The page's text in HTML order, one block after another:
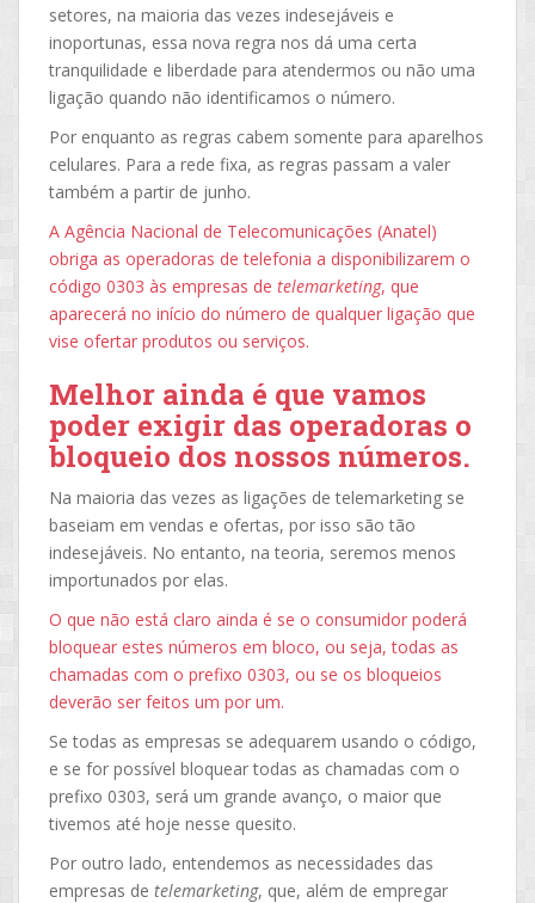
setores, na maioria das vezes indesejáveis e
inoportunas, essa nova regra nos dá uma certa
tranquilidade e liberdade para atendermos ou não uma
ligação quando não identificamos o número.
Por enquanto as regras cabem somente para aparelhos
celulares. Para a rede fixa, as regras passam a valer
também a partir de junho.
A Agência Nacional de Telecomunicações (Anatel)
obriga as operadoras de telefonia a disponibilizarem o
código 0303 às empresas de telemarketing, que
aparecerá no início do número de qualquer ligação que
vise ofertar produtos ou serviços.
Melhor ainda é que vamos
poder exigir das operadoras o
bloqueio dos nossos números.
Na maioria das vezes as ligações de telemarketing se
baseiam em vendas e ofertas, por isso são tão
indesejáveis. No entanto, na teoria, seremos menos
importunados por elas.
O que não está claro ainda é se o consumidor poderá
bloquear estes números em bloco, ou seja, todas as
chamadas com o prefixo 0303, ou se os bloqueios
deverão ser feitos um por um.
Se todas as empresas se adequarem usando o código,
e se for possível bloquear todas as chamadas com o
prefixo 0303, será um grande avanço, o maior que
tivemos até hoje nesse quesito.
Por outro lado, entendemos as necessidades das
empresas de telemarketing, que, além de empregar